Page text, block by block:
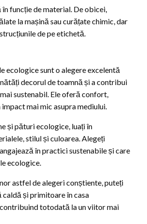
funcție de material. De obicei,
la mașină sau curățate chimic, dar
de pe etichetă.
ecologice sunt o alegere excelentă
decorul de toamnă și a contribui
sustenabil. Ele oferă confort,
mai mic asupra mediului.
și pături ecologice, luați în
stilul și culoarea. Alegeți
în practici sustenabile și care
ecologice.
astfel de alegeri conștiente, puteți
caldă și primitoare în casa
totodată la un viitor mai